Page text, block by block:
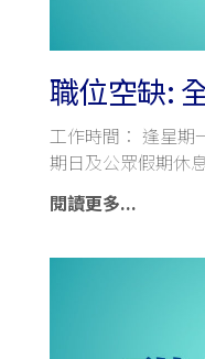
職位空缺:
工作時間： 逢星期
期日及公眾假期休
閱讀更多...